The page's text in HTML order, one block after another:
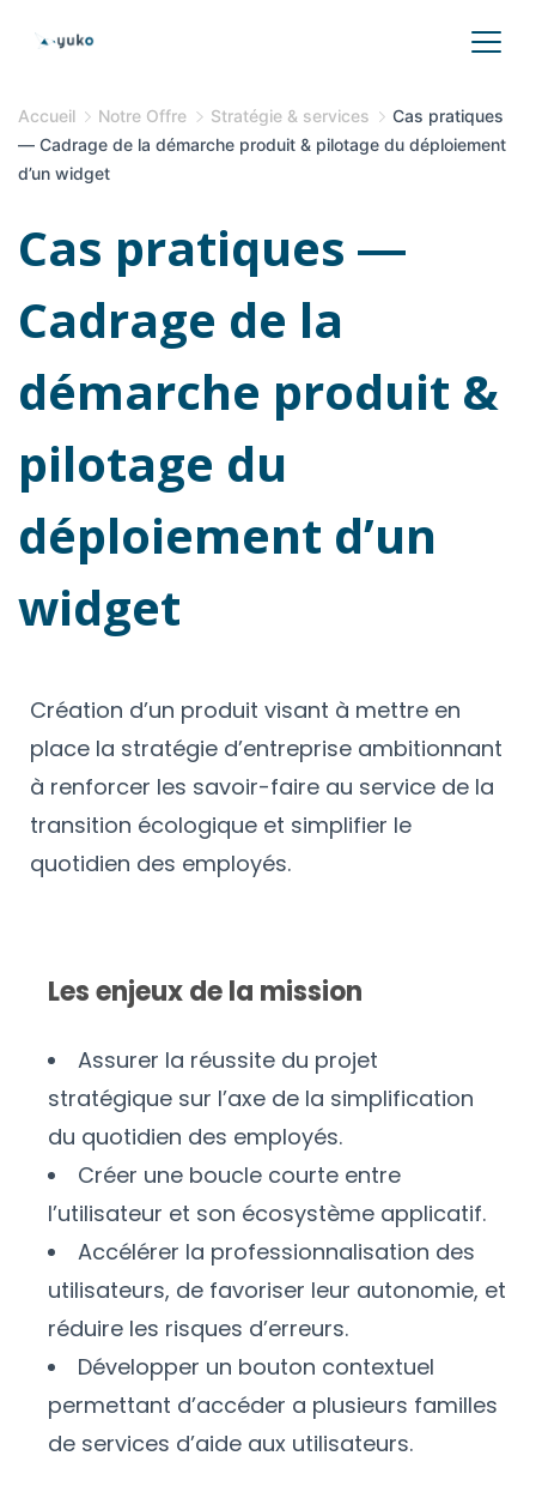
Accueil Notre Offre Stratégie & services
Cas pratiques
― Cadrage de la démarche produit & pilotage du déploiement
d’un widget
Cas pratiques ―
Cadrage de la
démarche produit &
pilotage du
déploiement d’un
widget
Création d’un produit visant à mettre en
place la stratégie d’entreprise ambitionnant
à renforcer les savoir-faire au service de la
transition écologique et simplifier le
quotidien des employés.
Les enjeux de la mission
Assurer la réussite du projet
stratégique sur l’axe de la simplification
du quotidien des employés.
Créer une boucle courte entre
l’utilisateur et son écosystème applicatif.
Accélérer la professionnalisation des
utilisateurs, de favoriser leur autonomie, et
réduire les risques d’erreurs.
Développer un bouton contextuel
permettant d’accéder a plusieurs familles
de services d’aide aux utilisateurs.